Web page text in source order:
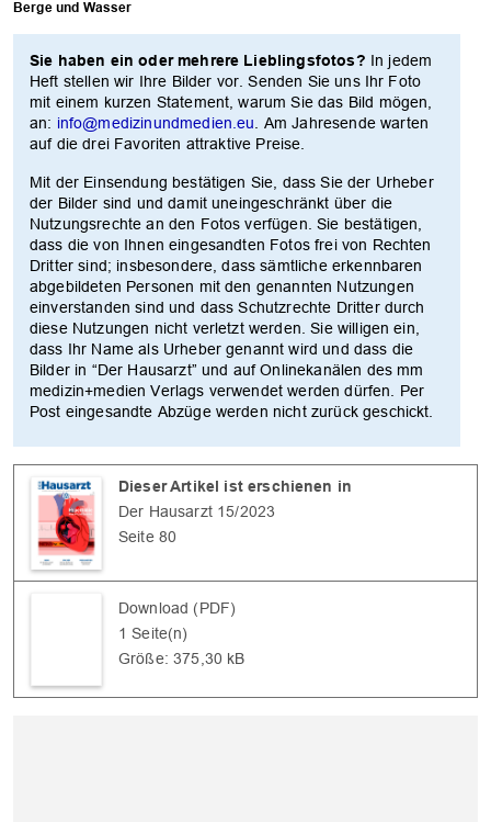
Berge und Wasser
Sie haben ein oder mehrere Lieblingsfotos? In jedem
Heft stellen wir Ihre Bilder vor. Senden Sie uns Ihr Foto
mit einem kurzen Statement, warum Sie das Bild mögen,
an: info@medizinundmedien.eu . Am Jahresende warten
auf die drei Favoriten attraktive Preise.
Mit der Einsendung bestätigen Sie, dass Sie der Urheber
der Bilder sind und damit uneingeschränkt über die
Nutzungsrechte an den Fotos verfügen. Sie bestätigen,
dass die von Ihnen eingesandten Fotos frei von Rechten
Dritter sind; insbesondere, dass sämtliche erkennbaren
abgebildeten Personen mit den genannten Nutzungen
einverstanden sind und dass Schutzrechte Dritter durch
diese Nutzungen nicht verletzt werden. Sie willigen ein,
dass Ihr Name als Urheber genannt wird und dass die
Bilder in “Der Hausarzt” und auf Onlinekanälen des mm
medizin+medien Verlags verwendet werden dürfen. Per
Post eingesandte Abzüge werden nicht zurück geschickt.
Dieser Artikel ist erschienen in
Der Hausarzt 15/2023
Seite 80
Download (PDF)
1 Seite(n)
Größe: 375,30 kB